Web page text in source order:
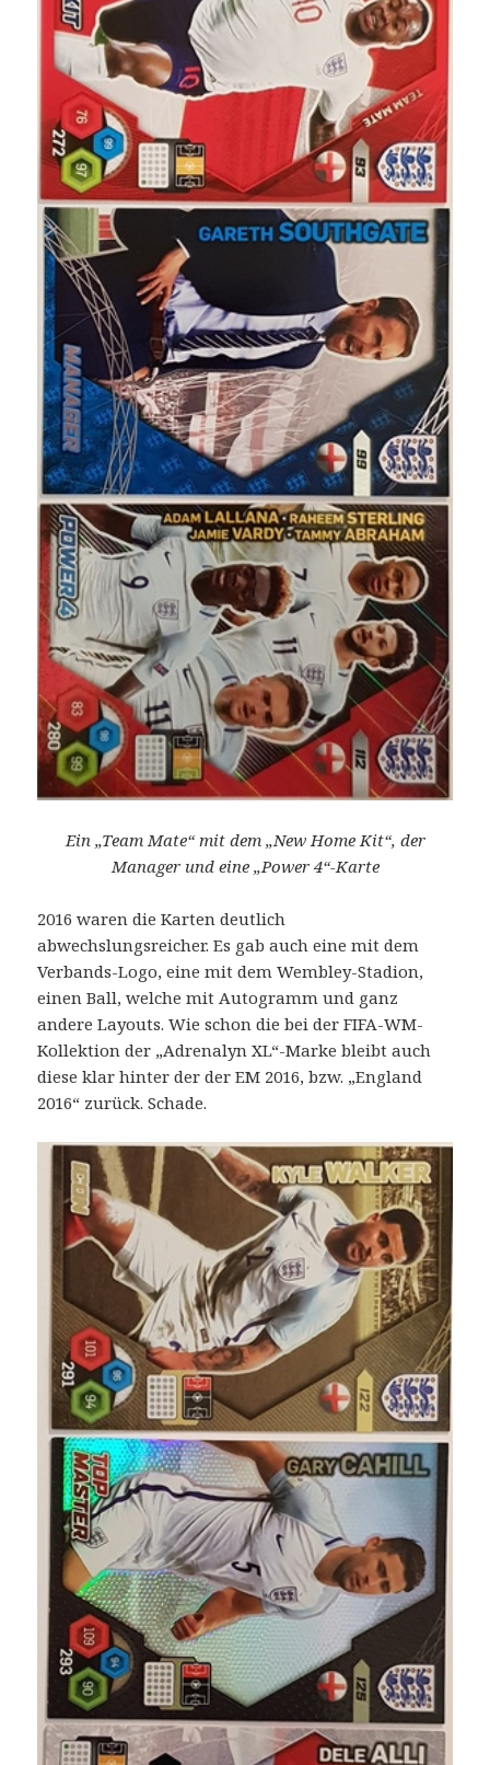
Ein „Team Mate“ mit dem „New Home Kit“, der
Manager und eine „Power 4“-Karte
2016 waren die Karten deutlich
abwechslungsreicher. Es gab auch eine mit dem
Verbands-Logo, eine mit dem Wembley-Stadion,
einen Ball, welche mit Autogramm und ganz
andere Layouts. Wie schon die bei der FIFA-WM-
Kollektion der „Adrenalyn XL“-Marke bleibt auch
diese klar hinter der der EM 2016, bzw. „England
2016“ zurück. Schade.